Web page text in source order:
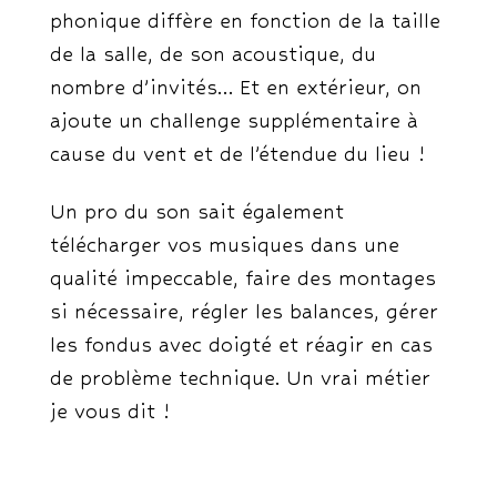
phonique diffère en fonction de la taille
de la salle, de son acoustique, du
nombre d’invités… Et en extérieur, on
ajoute un challenge supplémentaire à
cause du vent et de l’étendue du lieu !
Un pro du son sait également
télécharger vos musiques dans une
qualité impeccable, faire des montages
si nécessaire, régler les balances, gérer
les fondus avec doigté et réagir en cas
de problème technique. Un vrai métier
je vous dit !